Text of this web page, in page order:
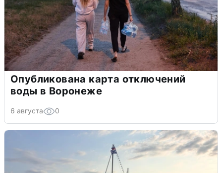
Опубликована карта отключений
воды в Воронеже
6 августа 0